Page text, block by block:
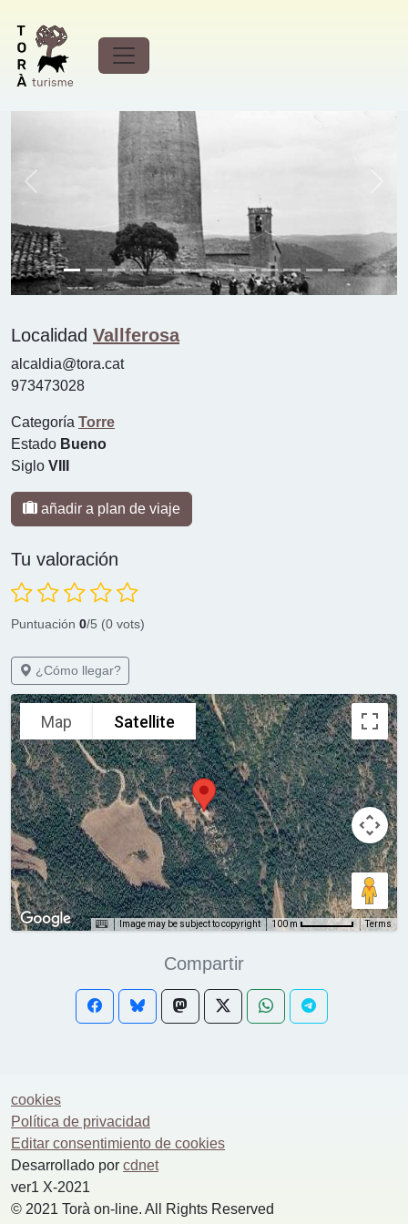
Torre de Vallferosa (Vallferosa)
Previous
Localidad Vallferosa
alcaldia@tora.cat
973473028
Categoría Torre
Estado Bueno
Siglo VIII
añadir a plan de viaje
Tu valoración
Puntuación 0/5 (0 vots)
¿Cómo llegar?
Map Satellite
Image may be subject to copyright 100 m Terms
Compartir
cookies
Política de privacidad
Editar consentimiento de cookies
Desarrollado por cdnet
ver1 X-2021
© 2021 Torà on-line. All Rights Reserved